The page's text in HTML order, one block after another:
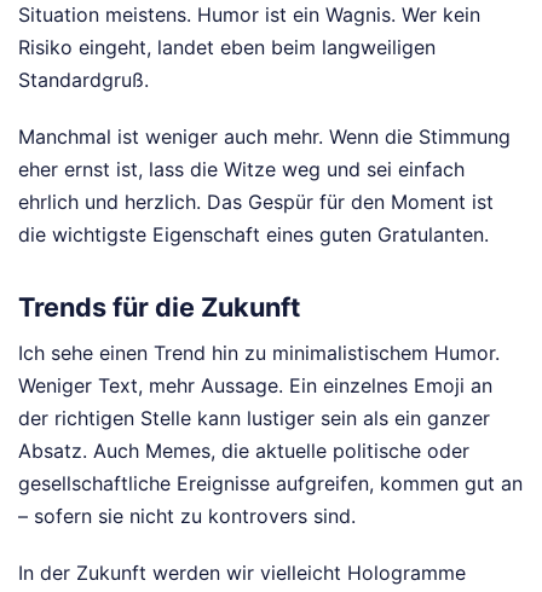
Situation meistens. Humor ist ein Wagnis. Wer kein
Risiko eingeht, landet eben beim langweiligen
Standardgruß.
Manchmal ist weniger auch mehr. Wenn die Stimmung
eher ernst ist, lass die Witze weg und sei einfach
ehrlich und herzlich. Das Gespür für den Moment ist
die wichtigste Eigenschaft eines guten Gratulanten.
Trends für die Zukunft
Ich sehe einen Trend hin zu minimalistischem Humor.
Weniger Text, mehr Aussage. Ein einzelnes Emoji an
der richtigen Stelle kann lustiger sein als ein ganzer
Absatz. Auch Memes, die aktuelle politische oder
gesellschaftliche Ereignisse aufgreifen, kommen gut an
– sofern sie nicht zu kontrovers sind.
In der Zukunft werden wir vielleicht Hologramme